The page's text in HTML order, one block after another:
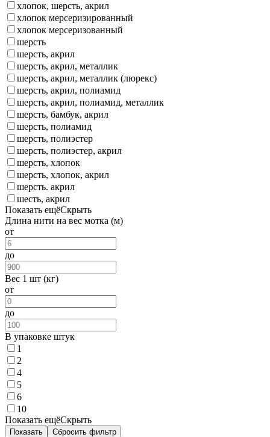
хлопок, шерсть, акрил
хлопок мерсеризированный
хлопок мерсеризованный
шерсть
шерсть, акрил
шерсть, акрил, металлик
шерсть, акрил, металлик (люрекс)
шерсть, акрил, полиамид
шерсть, акрил, полиамид, металлик
шерсть, бамбук, акрил
шерсть, полиамид
шерсть, полиэстер
шерсть, полиэстер, акрил
шерсть, хлопок
шерсть, хлопок, акрил
шерсть. акрил
шесть, акрил
Показать ещёСкрыть
Длина нити на вес мотка (м)
от
до
Вес 1 шт (кг)
от
до
В упаковке штук
1
2
4
5
6
10
Показать ещёСкрыть
Показать Сбросить фильтр